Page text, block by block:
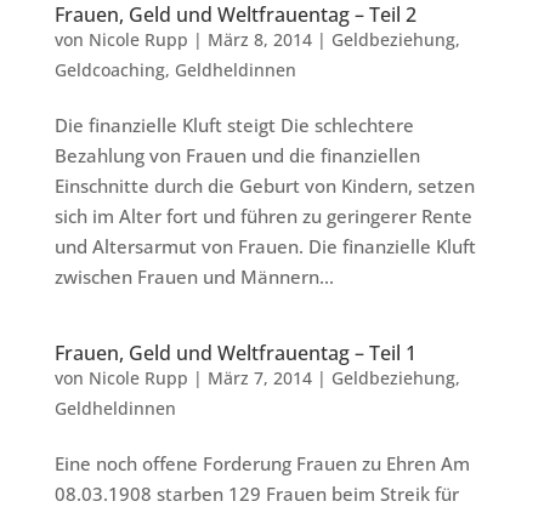
Frauen, Geld und Weltfrauentag – Teil 2
von Nicole Rupp | März 8, 2014| Geldbeziehung,
Geldcoaching, Geldheldinnen
Die finanzielle Kluft steigt Die schlechtere
Bezahlung von Frauen und die finanziellen
Einschnitte durch die Geburt von Kindern, setzen
sich im Alter fort und führen zu geringerer Rente
und Altersarmut von Frauen. Die finanzielle Kluft
zwischen Frauen und Männern...
Frauen, Geld und Weltfrauentag – Teil 1
von Nicole Rupp | März 7, 2014| Geldbeziehung,
Geldheldinnen
Eine noch offene Forderung Frauen zu Ehren Am
08.03.1908 starben 129 Frauen beim Streik für